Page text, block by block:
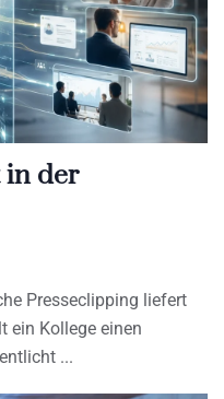
in der
Presseclipping liefert
ein Kollege einen